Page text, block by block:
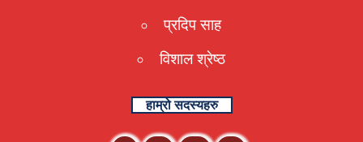
प्रदिप साह
विशाल श्रेष्ठ
हाम्रो सदस्यहरु